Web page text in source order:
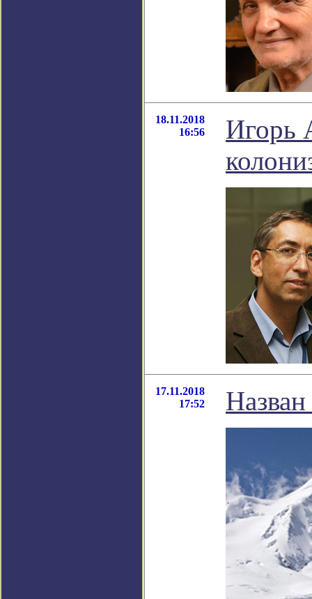
18.11.2018
16:56
Игорь
17.11.2018
17:52